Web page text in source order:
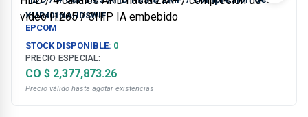
video H.265 / CHIP IA embebido
XMR401NAHDSWIFI
EPCOM
STOCK DISPONIBLE: 0
PRECIO ESPECIAL:
CO $ 2,377,873.26
Precio válido hasta agotar existencias